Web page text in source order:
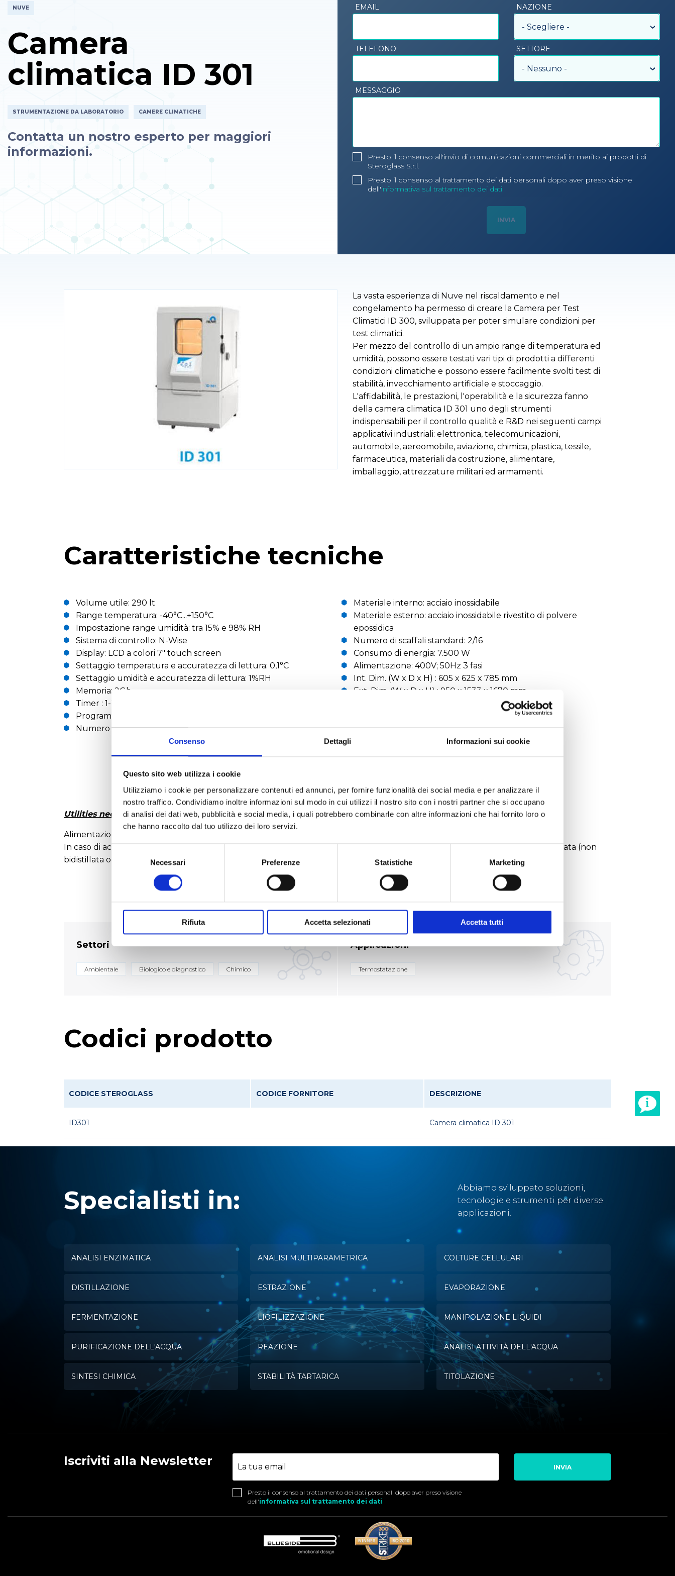
Consenso Dettagli Informazioni sui cookie
Questo sito web utilizza i cookie
Utilizziamo i cookie per personalizzare contenuti ed annunci, per fornire funzionalità dei social media e per analizzare il
nostro traffico. Condividiamo inoltre informazioni sul modo in cui utilizzi il nostro sito con i nostri partner che si occupano
di analisi dei dati web, pubblicità e social media, i quali potrebbero combinarle con altre informazioni che hai fornito loro o
che hanno raccolto dal tuo utilizzo dei loro servizi.
Selezione
Necessari Preferenze Statistiche Marketing
Rifiuta Accetta selezionati Accetta tutti
NUVE
Camera
climatica ID 301
STRUMENTAZIONE DA LABORATORIO CAMERE CLIMATICHE
Contatta un nostro esperto per maggiori
informazioni.
EMAIL NAZIONE
- Scegliere -
TELEFONO SETTORE
- Nessuno -
MESSAGGIO
Presto il consenso all'invio di comunicazioni commerciali in merito ai prodotti di
Steroglass S.r.l.
Presto il consenso al trattamento dei dati personali dopo aver preso visione
dell'informativa sul trattamento dei dati
La vasta esperienza di Nuve nel riscaldamento e nel
congelamento ha permesso di creare la Camera per Test
Climatici ID 300, sviluppata per poter simulare condizioni per
test climatici.
Per mezzo del controllo di un ampio range di temperatura ed
umidità, possono essere testati vari tipi di prodotti a differenti
condizioni climatiche e possono essere facilmente svolti test di
stabilità, invecchiamento artificiale e stoccaggio.
L'affidabilità, le prestazioni, l'operabilità e la sicurezza fanno
della camera climatica ID 301 uno degli strumenti
indispensabili per il controllo qualità e R&D nei seguenti campi
applicativi industriali: elettronica, telecomunicazioni,
automobile, aereomobile, aviazione, chimica, plastica, tessile,
farmaceutica, materiali da costruzione, alimentare,
imballaggio, attrezzature militari ed armamenti.
Caratteristiche tecniche
Volume utile: 290 lt
Range temperatura: -40°C...+150°C
Impostazione range umidità: tra 15% e 98% RH
Sistema di controllo: N-Wise
Display: LCD a colori 7" touch screen
Settaggio temperatura e accuratezza di lettura: 0,1°C
Settaggio umidità e accuratezza di lettura: 1%RH
Memoria: 2Gb
Timer : 1-20.000 ore e posizione hold
Programmi in memoria: 20 + 1 programma senza step control
Numero di ripetizioni programmabili: 1-99
Materiale interno: acciaio inossidabile
Materiale esterno: acciaio inossidabile rivestito di polvere
epossidica
Numero di scaffali standard: 2/16
Consumo di energia: 7.500 W
Alimentazione: 400V; 50Hz 3 fasi
Int. Dim. (W x D x H) : 605 x 625 x 785 mm
Ext. Dim. (W x D x H) : 950 x 1533 x 1670 mm
Utilities necessarie per l'installazione
Alimentazione elettrica 400 V 50/60 Hz., 3 fasi
In caso di accessorio di auto alimentazione è necessario il collegamento ad una linea (o tank) di acqua demineralizzata o distillata (non
bidistillata o ultrapura).
Settori
Ambientale Biologico e diagnostico Chimico
Applicazioni
Termostatazione
Codici prodotto
CODICE STEROGLASS CODICE FORNITORE DESCRIZIONE
ID301 Camera climatica ID 301
Specialisti in:
Abbiamo sviluppato soluzioni,
tecnologie e strumenti per diverse
applicazioni.
ANALISI ENZIMATICA ANALISI MULTIPARAMETRICA COLTURE CELLULARI
DISTILLAZIONE ESTRAZIONE EVAPORAZIONE
FERMENTAZIONE LIOFILIZZAZIONE MANIPOLAZIONE LIQUIDI
PURIFICAZIONE DELL'ACQUA REAZIONE ANALISI ATTIVITÀ DELL'ACQUA
SINTESI CHIMICA STABILITÀ TARTARICA TITOLAZIONE
Iscriviti alla Newsletter
Presto il consenso al trattamento dei dati personali dopo aver preso visione
dell'informativa sul trattamento dei dati
INVIA